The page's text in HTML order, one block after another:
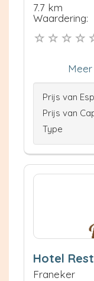
7.7 km
Waardering:
Prijs van
Prijs van
Type
Hotel
Franeker